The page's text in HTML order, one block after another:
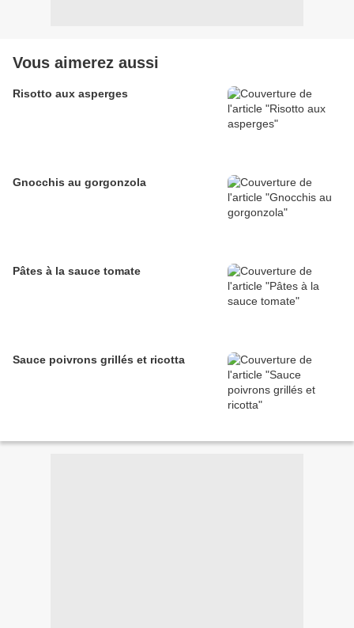
Vous aimerez aussi
Risotto aux asperges
Gnocchis au gorgonzola
Pâtes à la sauce tomate
Sauce poivrons grillés et ricotta